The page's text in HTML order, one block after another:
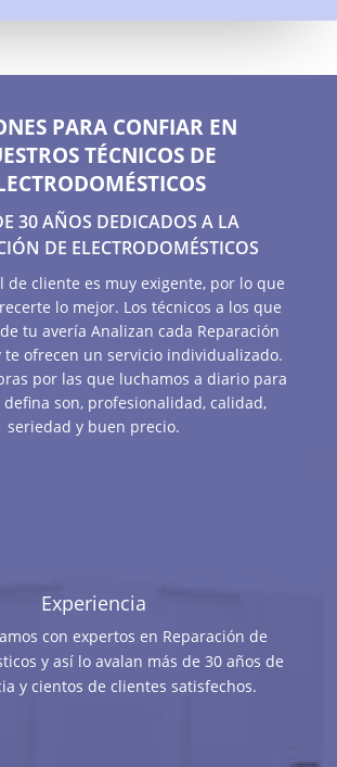
PARA CONFIAR EN
TÉCNICOS DE
30 AÑOS DEDICADOS A LA
DE ELECTRODOMÉSTICOS
de cliente es muy exigente, por lo que
lo mejor. Los técnicos a los que
tu avería Analizan cada Reparación
te ofrecen un servicio individualizado.
por las que luchamos a diario para
defina son, profesionalidad, calidad,
seriedad y buen precio.
Experiencia
con expertos en Reparación de
y así lo avalan más de 30 años de
y cientos de clientes satisfechos.